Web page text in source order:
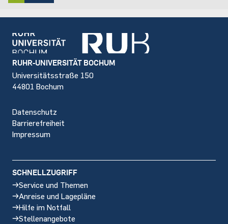
Footer
RUHR-UNIVERSITÄT BOCHUM
Universitätsstraße 150
44801 Bochum
Datenschutz
Barrierefreiheit
Impressum
SCHNELLZUGRIFF
Service und Themen
Anreise und Lagepläne
Hilfe im Notfall
Stellenangebote